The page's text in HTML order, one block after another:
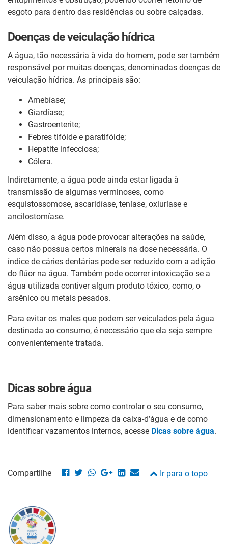
esgoto para dentro das residências ou sobre calçadas.
Doenças de veiculação hídrica
A água, tão necessária à vida do homem, pode ser também
responsável por muitas doenças, denominadas doenças de
veiculação hídrica. As principais são:
Amebíase;
Giardíase;
Gastroenterite;
Febres tifóide e paratifóide;
Hepatite infecciosa;
Cólera.
Indiretamente, a água pode ainda estar ligada à
transmissão de algumas verminoses, como
esquistossomose, ascaridíase, teníase, oxiuríase e
ancilostomíase.
Além disso, a água pode provocar alterações na saúde,
caso não possua certos minerais na dose necessária. O
índice de cáries dentárias pode ser reduzido com a adição
do flúor na água. Também pode ocorrer intoxicação se a
água utilizada contiver algum produto tóxico, como, o
arsênico ou metais pesados.
Para evitar os males que podem ser veiculados pela água
destinada ao consumo, é necessário que ela seja sempre
convenientemente tratada.
Dicas sobre água
Para saber mais sobre como controlar o seu consumo,
dimensionamento e limpeza da caixa-d’água e de como
identificar vazamentos internos, acesse Dicas sobre água.
Compartilhe Ir para o topo